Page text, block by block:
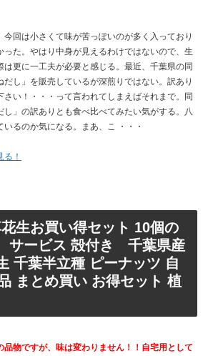
今回は小さくて味が苦っぽいのが多く入っており
った。やはり中身が見えるわけではないので、生
は更に一工夫が必要と感じる。最近、千葉県の同
だし」を販売しているが深煎りではない。訳あり
さい！・・・って言われてしまえばそれまで。同
し」の訳ありとも食べ比べてみたい気がする。八
るのか気になる。まあ、こ ・・・
！
生お買い得セット 10個の
サービス 殻付き 千葉県産
千葉半立種 ピーナッツ 自
まとめ買い お得セット 植
品物ですが、味は変わりません！！自宅用として